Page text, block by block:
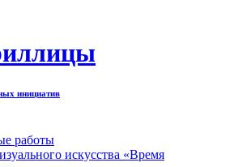
инициатив
работы
искусства «Время